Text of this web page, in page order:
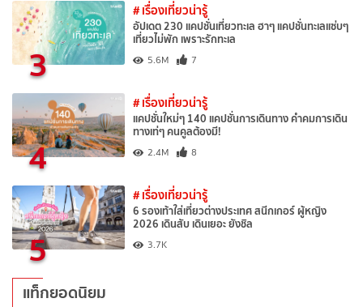
3
# เรื่องเที่ยวน่ารู้
อัปเดต 230 แคปชั่นเที่ยวทะเล ฮาๆ แคปชั่นทะเลแซ่บๆ
เที่ยวไม่พัก เพราะรักทะเล
5.6M 7
4
# เรื่องเที่ยวน่ารู้
แคปชั่นใหม่ๆ 140 แคปชั่นการเดินทาง คำคมการเดิน
ทางเท่ๆ คนคูลต้องมี!
2.4M 8
5
# เรื่องเที่ยวน่ารู้
6 รองเท้าใส่เที่ยวต่างประเทศ สนีกเกอร์ ผู้หญิง
2026 เดินสับ เดินเยอะ ยังชิล
3.7K
แท็กยอดนิยม